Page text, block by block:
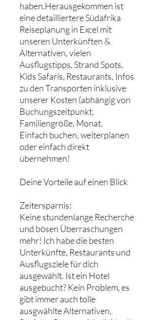
haben.Herausgekommen ist
eine detailliertere Südafrika
Reiseplanung in Excel mit
unseren Unterkünften &
Alternativen, vielen
Ausflugstipps, Strand Spots,
Kids Safaris, Restaurants, Infos
zu den Transporten inklusive
unserer Kosten (abhängig von
Buchungszeitpunkt,
Familiengröße, Monat.
Einfach buchen, weiterplanen
oder einfach direkt
übernehmen!
Deine Vorteile auf einen Blick
Zeitersparnis:
Keine stundenlange Recherche
und bösen Überraschungen
mehr! Ich habe die besten
Unterkünfte, Restaurants und
Ausflugsziele für dich
ausgewählt. Ist ein Hotel
ausgebucht? Kein Problem, es
gibt immer auch tolle
ausgwählte Alternativen.